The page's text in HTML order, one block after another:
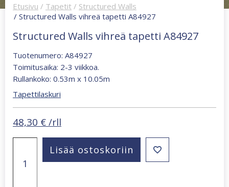
Etusivu / Tapetit / Structured Walls
/ Structured Walls vihreä tapetti A84927
Structured Walls vihreä tapetti A84927
Tuotenumero: A84927
Toimitusaika: 2-3 viikkoa.
Rullankoko: 0.53m x 10.05m
Tapettilaskuri
48,30 € /rll
vihreä
Lisää ostoskoriin